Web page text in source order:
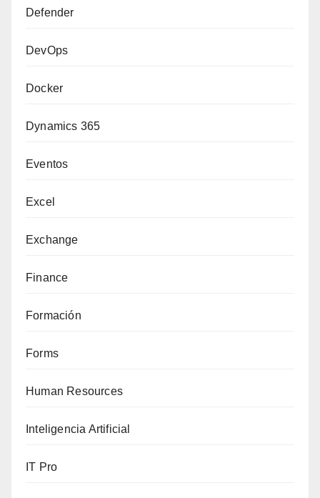
Defender
DevOps
Docker
Dynamics 365
Eventos
Excel
Exchange
Finance
Formación
Forms
Human Resources
Inteligencia Artificial
IT Pro